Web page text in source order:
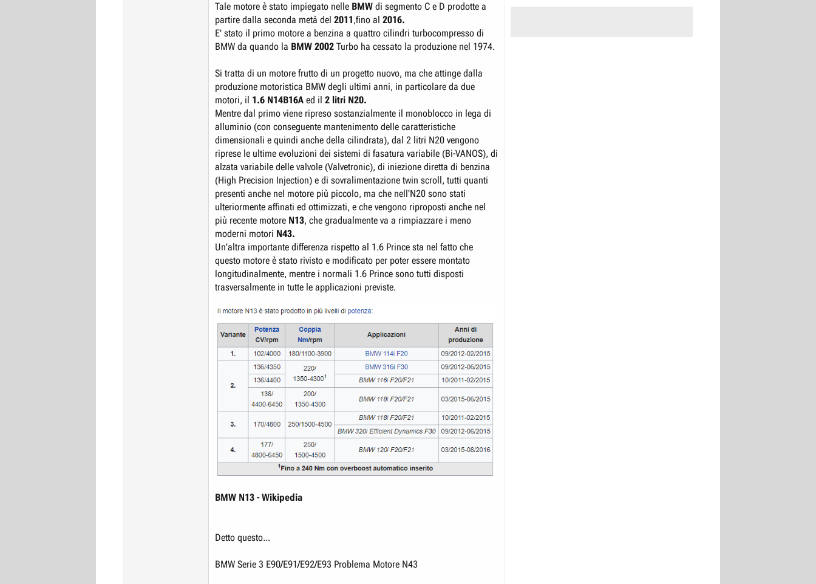
Tale motore è stato impiegato nelle BMW di segmento C e D prodotte a
partire dalla seconda metà del 2011,fino al 2016.
E' stato il primo motore a benzina a quattro cilindri turbocompresso di
BMW da quando la BMW 2002 Turbo ha cessato la produzione nel 1974.
Si tratta di un motore frutto di un progetto nuovo, ma che attinge dalla
produzione motoristica BMW degli ultimi anni, in particolare da due
motori, il 1.6 N14B16A ed il 2 litri N20.
Mentre dal primo viene ripreso sostanzialmente il monoblocco in lega di
alluminio (con conseguente mantenimento delle caratteristiche
dimensionali e quindi anche della cilindrata), dal 2 litri N20 vengono
riprese le ultime evoluzioni dei sistemi di fasatura variabile (Bi-VANOS), di
alzata variabile delle valvole (Valvetronic), di iniezione diretta di benzina
(High Precision Injection) e di sovralimentazione twin scroll, tutti quanti
presenti anche nel motore più piccolo, ma che nell'N20 sono stati
ulteriormente affinati ed ottimizzati, e che vengono riproposti anche nel
più recente motore N13, che gradualmente va a rimpiazzare i meno
moderni motori N43.
Un'altra importante differenza rispetto al 1.6 Prince sta nel fatto che
questo motore è stato rivisto e modificato per poter essere montato
longitudinalmente, mentre i normali 1.6 Prince sono tutti disposti
trasversalmente in tutte le applicazioni previste.
BMW N13 - Wikipedia
Detto questo...
BMW Serie 3 E90/E91/E92/E93 Problema Motore N43